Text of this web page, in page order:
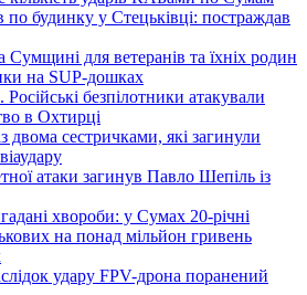
по будинку у Стецьківці: постраждав
для ветеранів та їхніх родин
на SUP-дошках
безпілотники атакували
в Охтирці
сестричками, які загинули
атаки загинув Павло Шепіль із
хвороби: у Сумах 20-річні
на понад мільйон гривень
удару FPV-дрона поранений